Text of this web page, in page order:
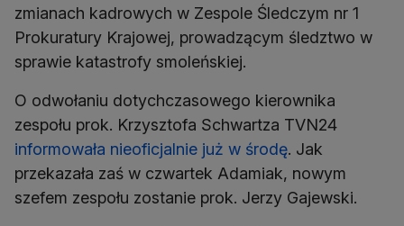
zmianach kadrowych w Zespole Śledczym nr 1
Prokuratury Krajowej, prowadzącym śledztwo w
sprawie katastrofy smoleńskiej.
O odwołaniu dotychczasowego kierownika
zespołu prok. Krzysztofa Schwartza TVN24
informowała nieoficjalnie już w środę. Jak
przekazała zaś w czwartek Adamiak, nowym
szefem zespołu zostanie prok. Jerzy Gajewski.